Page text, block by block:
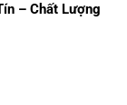
– Chất Lượng